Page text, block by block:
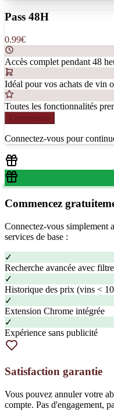
Pass 48H
0.99€
Accès complet pendant 48
Idéal pour vos achats de vin
Toutes les fonctionnalités
Commencer
Connectez-vous pour
Commencez
Connectez-vous simplement
services de base :
✓
Recherche avancée avec
✓
Historique des prix (vins <
✓
Extension Chrome intégrée
✓
Expérience sans publicité
Satisfaction garantie
Vous pouvez annuler votre
compte. Pas d'engagement,